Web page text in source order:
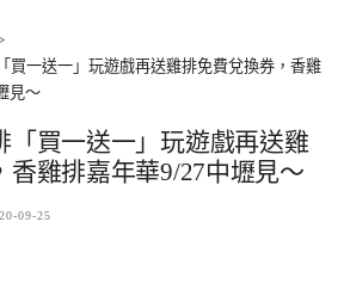
買一送一」玩遊戲再送雞排免費兌換券，香雞
見～
「買一送一」玩遊戲再送雞
香雞排嘉年華9/27中壢見～
09-25